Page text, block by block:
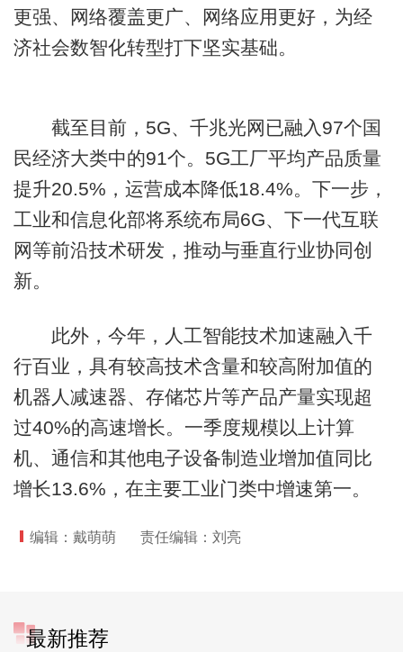
更强、网络覆盖更广、网络应用更好，为经
济社会数智化转型打下坚实基础。
截至目前，5G、千兆光网已融入97个国
民经济大类中的91个。5G工厂平均产品质量
提升20.5%，运营成本降低18.4%。下一步，
工业和信息化部将系统布局6G、下一代互联
网等前沿技术研发，推动与垂直行业协同创
新。
此外，今年，人工智能技术加速融入千
行百业，具有较高技术含量和较高附加值的
机器人减速器、存储芯片等产品产量实现超
过40%的高速增长。一季度规模以上计算
机、通信和其他电子设备制造业增加值同比
增长13.6%，在主要工业门类中增速第一。
编辑：戴萌萌 责任编辑：刘亮
最新推荐